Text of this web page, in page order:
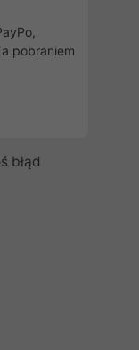
pobraniem
błąd